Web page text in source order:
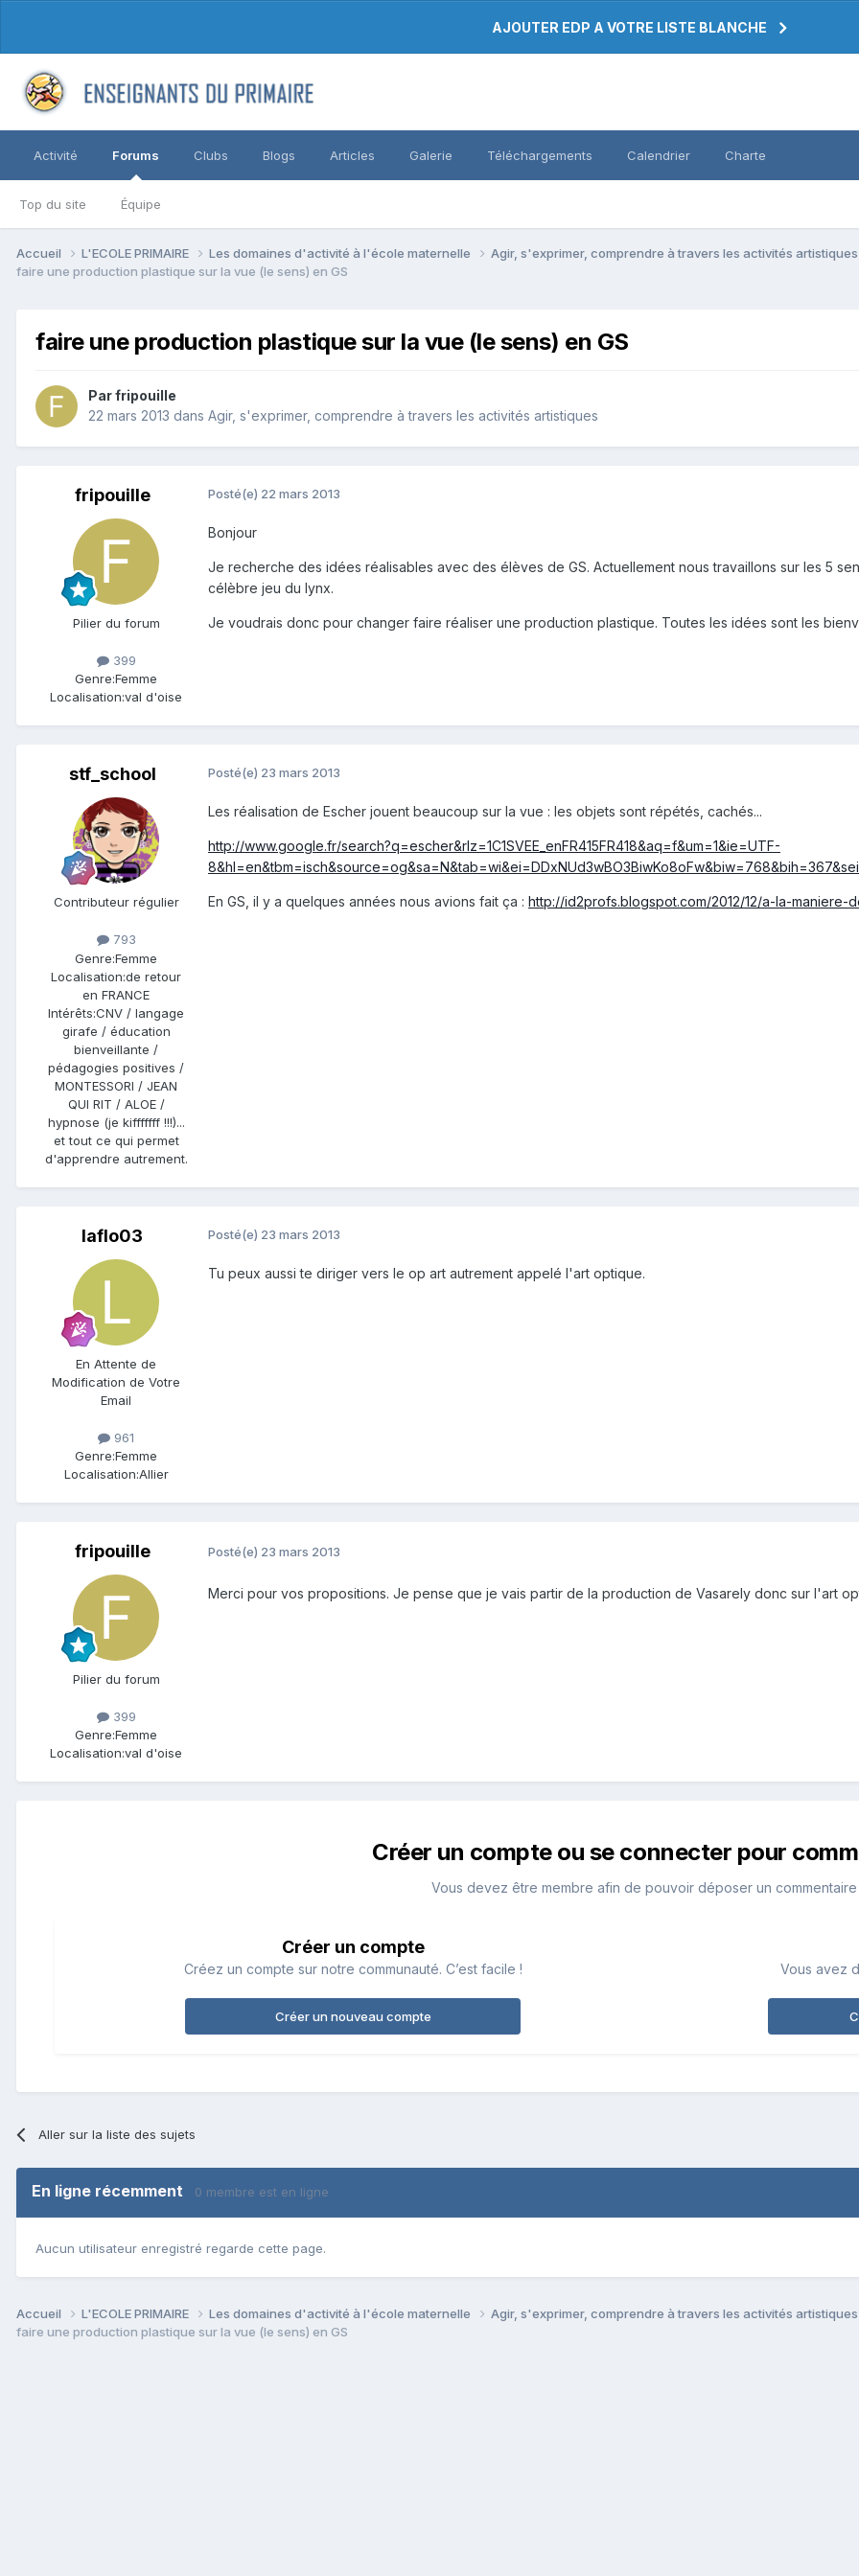
AJOUTER EDP A VOTRE LISTE BLANCHE
Activité Forums
Top du site Équipe
Clubs Blogs Articles Galerie Téléchargements Calendrier Charte
Accueil L'ECOLE PRIMAIRE Les domaines d'activité à l'école maternelle
Agir, s'exprimer, comprendre à travers les activités artistiques
faire une production plastique sur la vue (le sens) en GS
faire une production plastique sur la vue (le sens) en GS
Par fripouille
22 mars 2013 dans Agir, s'exprimer, comprendre à travers les activités artistiques
fripouille
Pilier du forum
399
Genre:Femme
Localisation:val d'oise
Posté(e) 22 mars 2013
Bonjour
Je recherche des idées réalisables avec des élèves de GS. Actuellement nous travaillons sur les 5
célèbre jeu du lynx.
Je voudrais donc pour changer faire réaliser une production plastique. Toutes les idées sont les
stf_school
Contributeur régulier
793
Genre:Femme
Localisation:de retour
en FRANCE
Intérêts:CNV / langage
girafe / éducation
bienveillante /
pédagogies positives /
MONTESSORI / JEAN
QUI RIT / ALOE /
hypnose (je kifffffff !!!)...
et tout ce qui permet
d'apprendre autrement.
Posté(e) 23 mars 2013
Les réalisation de Escher jouent beaucoup sur la vue : les objets sont répétés, cachés...
http://www.google.fr/search?q=escher&rlz=1C1SVEE_enFR415FR418&aq=f&um=1&ie=UTF-
En GS, il y a quelques années nous avions fait ça : http://id2profs.blogspot.com/2012/12/a-la-maniere-
laflo03
En Attente de
Modification de Votre
Email
961
Genre:Femme
Localisation:Allier
Posté(e) 23 mars 2013
Tu peux aussi te diriger vers le op art autrement appelé l'art optique.
fripouille
Pilier du forum
399
Genre:Femme
Localisation:val d'oise
Posté(e) 23 mars 2013
Merci pour vos propositions. Je pense que je vais partir de la production de Vasarely donc sur l'art
Créer un compte ou se connecter pour
Vous devez être membre afin de pouvoir déposer un commentaire
Créer un compte
Créez un compte sur notre communauté. C’est facile !
Créer un nouveau compte
Vous avez
Aller sur la liste des sujets
En ligne récemment 0 membre est en ligne
Aucun utilisateur enregistré regarde cette page.
Accueil L'ECOLE PRIMAIRE Les domaines d'activité à l'école maternelle
Agir, s'exprimer, comprendre à travers les activités artistiques
faire une production plastique sur la vue (le sens) en GS